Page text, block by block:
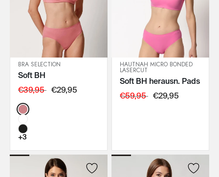
IN DEN WARENKORB
BRA SELECTION
Soft BH
€39,95 €29,95
Color:
+3
HAUTNAH MICRO BONDED
LASERCUT
Soft BH herausn. Pads
€59,95 €29,95